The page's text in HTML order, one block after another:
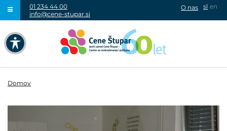
NAVIGACIJA PREKO TIPKOVNICE
01 234 44 00
info@cene-stupar.si
sl en
O nas
Domov